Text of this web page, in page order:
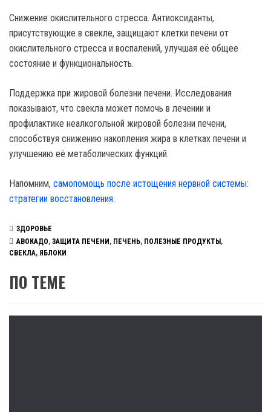
Снижение окислительного стресса. Антиоксиданты,
присутствующие в свекле, защищают клетки печени от
окислительного стресса и воспалений, улучшая её общее
состояние и функциональность.
Поддержка при жировой болезни печени. Исследования
показывают, что свекла может помочь в лечении и
профилактике неалкогольной жировой болезни печени,
способствуя снижению накопления жира в клетках печени и
улучшению её метаболических функций.
Напомним, самопомощь после истощения нервной системы:
стратегии восстановления.
ЗДОРОВЬЕ
АВОКАДО, ЗАЩИТА ПЕЧЕНИ , ПЕЧЕНЬ, ПОЛЕЗНЫЕ ПРОДУКТЫ ,
СВЕКЛА, ЯБЛОКИ
ПО ТЕМЕ